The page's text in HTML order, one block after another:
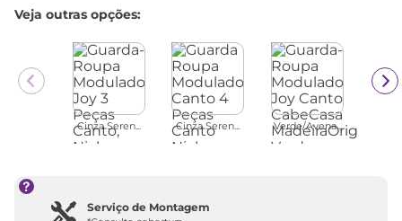
Veja outras opções:
Cinza Seren... Cinza Seren... Verde/Avena...
Serviço de Montagem